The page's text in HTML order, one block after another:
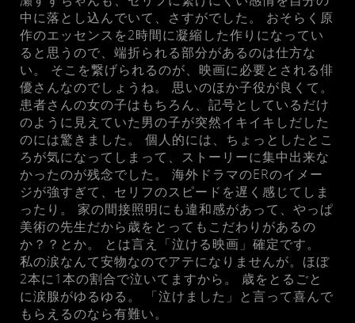
中に落とし込んでいて、さすがでした。 おそらく原
作のエッセンスを2時間に凝縮した作りになってい
ると思うので、端折られる部分があるのは仕方な
い。 そこを繋げられるのが、映画に必要とされる俳
優さんなのでしょうね。 思いのほか子役が良くて。
患者さんの女の子はもちろん、記号としているだけ
のように見えていた男の子が突然イキイキしだした
のには驚きました。 個人的には、ちょっとしたとこ
ろが気になってしまって、ストーリーに集中出来な
かったのが残念でした。 海外ドラマのERのイメー
ジが強すぎて、セリフのスピードを遅く感じてしま
ったり。 家の間接照明にも違和感があって、やっぱ
美術の先生だから歳をとってもこだわりがあるの
か？？とか。 とは言え「泣ける映画」確定です。
私の涙なんて安物なのでアテになりませんが。ほぼ
2本に1本の割合で泣いてますから。 歳をとるごと
に涙腺がゆるゆる。 「泣けました」と言って喜んで
もらえるのなら有難い。